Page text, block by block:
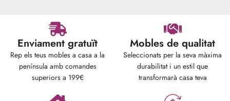
Enviament gratuït
Rep els teus mobles a casa a la
península amb comandes
superiors a 199€
Mobles de qualitat
Seleccionats per la seva màxima
durabilitat i un estil que
transformarà casa teva